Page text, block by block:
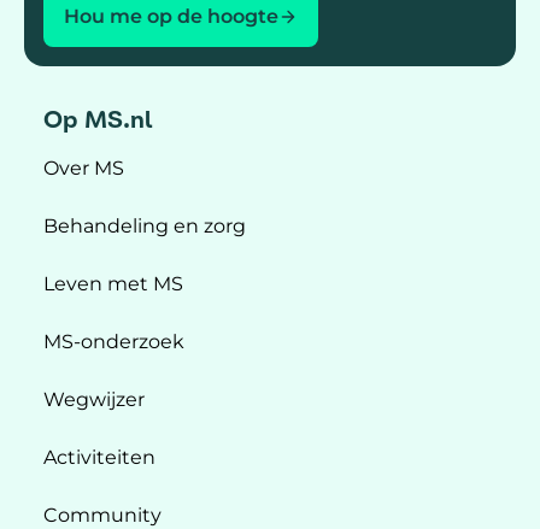
Hou me op de hoogte
Op MS.nl
Over MS
Behandeling en zorg
Leven met MS
MS-onderzoek
Wegwijzer
Activiteiten
Community